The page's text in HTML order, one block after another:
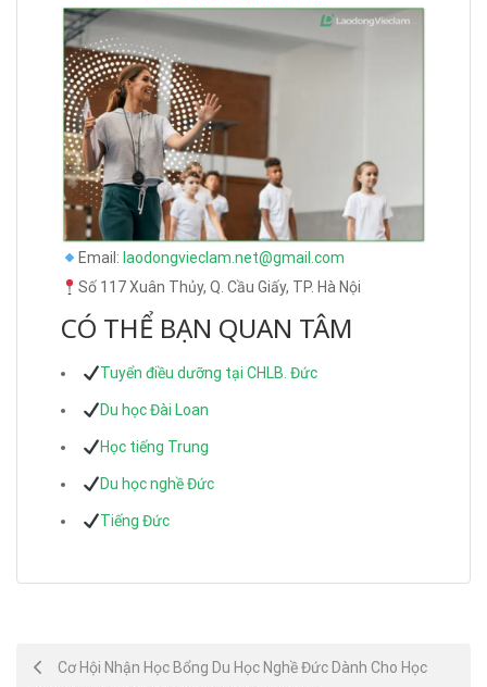
Email: laodongvieclam.net@gmail.com
Số 117 Xuân Thủy, Q. Cầu Giấy, TP. Hà Nội
CÓ THỂ BẠN QUAN TÂM
Tuyển điều dưỡng tại CHLB. Đức
Du học Đài Loan
Học tiếng Trung
Du học nghề Đức
Tiếng Đức
PostCơ Hội Nhận Học Bổng Du Học Nghề Đức Dành Cho Học